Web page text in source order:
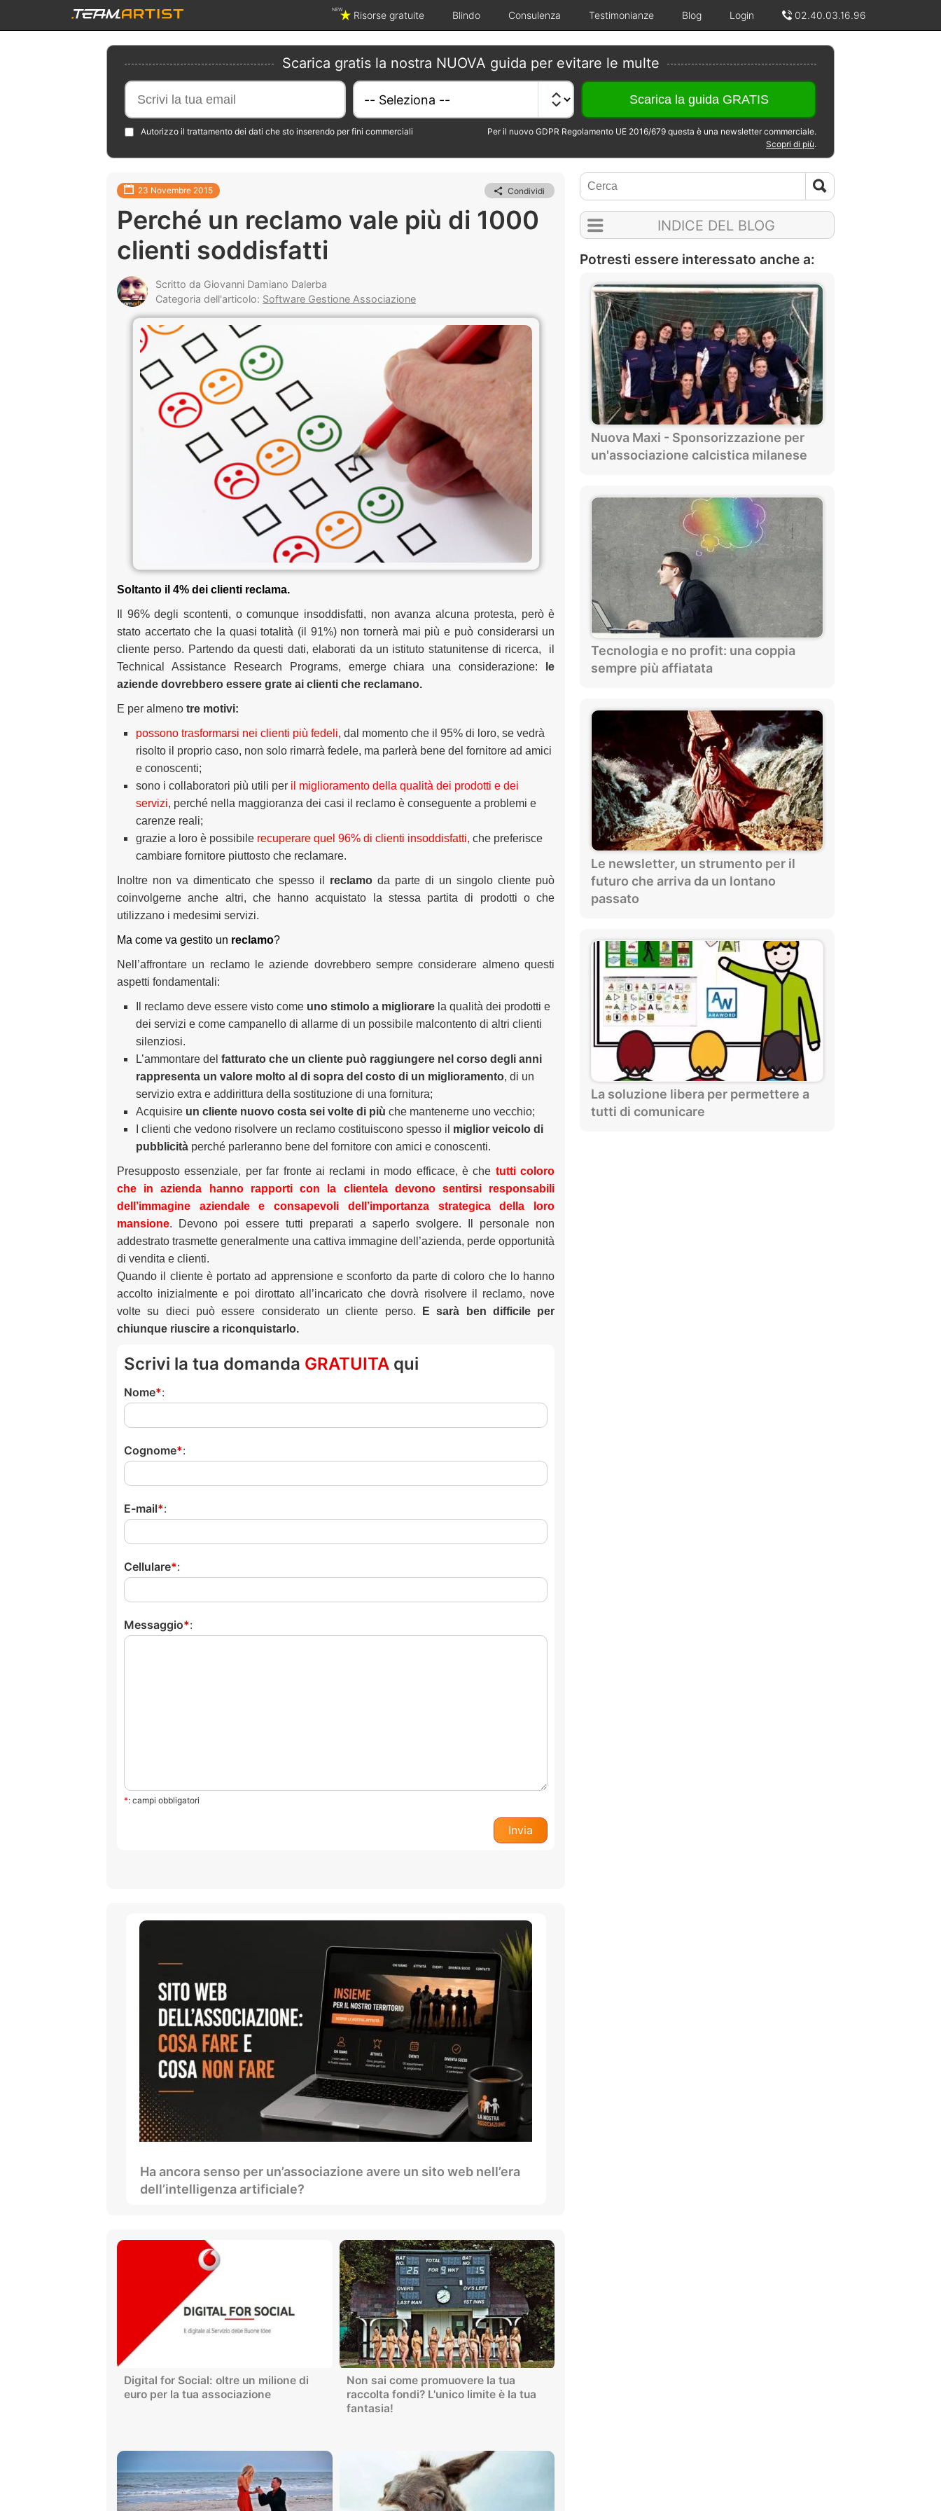
NEW Risorse gratuite Blindo Consulenza Testimonianze Blog Login 02.40.03.16.96
Scarica gratis la nostra NUOVA guida per evitare le multe
Autorizzo il trattamento dei dati che sto inserendo per fini commerciali
Per il nuovo GDPR Regolamento UE 2016/679 questa è una newsletter commerciale.
Scopri di più.
23 Novembre 2015 Condividi
Perché un reclamo vale più di 1000
clienti soddisfatti
Scritto da Giovanni Damiano Dalerba
Categoria dell'articolo: Software Gestione Associazione
Soltanto il 4% dei clienti reclama.
Il 96% degli scontenti, o comunque insoddisfatti, non avanza alcuna protesta, però è
stato accertato che la quasi totalità (il 91%) non tornerà mai più e può considerarsi un
cliente perso. Partendo da questi dati, elaborati da un istituto statunitense di ricerca, il
Technical Assistance Research Programs, emerge chiara una considerazione:
le
aziende dovrebbero essere grate ai clienti che reclamano.
E per almeno tre motivi:
possono trasformarsi nei clienti più fedeli, dal momento che il 95% di loro, se vedrà
risolto il proprio caso, non solo rimarrà fedele, ma parlerà bene del fornitore ad amici
e conoscenti;
sono i collaboratori più utili per il miglioramento della qualità dei prodotti e dei
servizi, perché nella maggioranza dei casi il reclamo è conseguente a problemi e
carenze reali;
grazie a loro è possibile recuperare quel 96% di clienti insoddisfatti, che preferisce
cambiare fornitore piuttosto che reclamare.
Inoltre non va dimenticato che spesso il reclamoda parte di un singolo cliente può
coinvolgerne anche altri, che hanno acquistato la stessa partita di prodotti o che
utilizzano i medesimi servizi.
Ma come va gestito un reclamo?
Nell’affrontare un reclamo le aziende dovrebbero sempre considerare almeno questi
aspetti fondamentali:
Il reclamo deve essere visto come uno stimolo a migliorare la qualità dei prodotti e
dei servizi e come campanello di allarme di un possibile malcontento di altri clienti
silenziosi.
L’ammontare del fatturato che un cliente può raggiungere nel corso degli anni
rappresenta un valore molto al di sopra del costo di un miglioramento, di un
servizio extra e addirittura della sostituzione di una fornitura;
Acquisire un cliente nuovo costa sei volte di più che mantenerne uno vecchio;
I clienti che vedono risolvere un reclamo costituiscono spesso il miglior veicolo di
pubblicità perché parleranno bene del fornitore con amici e conoscenti.
Presupposto essenziale, per far fronte ai reclami in modo efficace, è che tutti coloro
che in azienda hanno rapporti con la clientela devono sentirsi responsabili
dell’immagine aziendale e consapevoli dell’importanza strategica della loro
mansione. Devono poi essere tutti preparati a saperlo svolgere. Il personale non
addestrato trasmette generalmente una cattiva immagine dell’azienda, perde opportunità
di vendita e clienti.
Quando il cliente è portato ad apprensione e sconforto da parte di coloro che lo hanno
accolto inizialmente e poi dirottato all’incaricato che dovrà risolvere il reclamo, nove
volte su dieci può essere considerato un cliente perso.
E sarà ben difficile per
chiunque riuscire a riconquistarlo.
Scrivi la tua domanda GRATUITA qui
Nome :
Cognome :
E-mail :
Cellulare :
Messaggio :
*: campi obbligatori
Ha ancora senso per un’associazione avere un sito web nell’era
dell’intelligenza artificiale?
Digital for Social: oltre un milione di
euro per la tua associazione
Non sai come promuovere la tua
raccolta fondi? L'unico limite è la tua
fantasia!
INDICE DEL BLOG
Potresti essere interessato anche a:
Nuova Maxi - Sponsorizzazione per
un'associazione calcistica milanese
Tecnologia e no profit: una coppia
sempre più affiatata
Le newsletter, un strumento per il
futuro che arriva da un lontano
passato
La soluzione libera per permettere a
tutti di comunicare